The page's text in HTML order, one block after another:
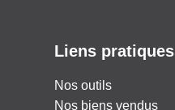
Liens pratiques
Nos outils
Nos biens vendus